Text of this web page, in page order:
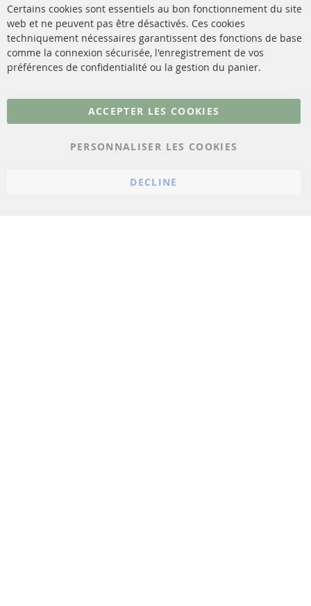
Catalyseur (CAT)
Capteurs
Matériel de montage
livraison
Contact
Résilier le contrat
Plus de liens
Conditions générales
Certains cookies sont essentiels au bon fonctionnement du site
web et ne peuvent pas être désactivés. Ces cookies
techniquement nécessaires garantissent des fonctions de base
comme la connexion sécurisée, l'enregistrement de vos
préférences de confidentialité ou la gestion du panier.
ACCEPTER LES COOKIES
PERSONNALISER LES COOKIES
DECLINE